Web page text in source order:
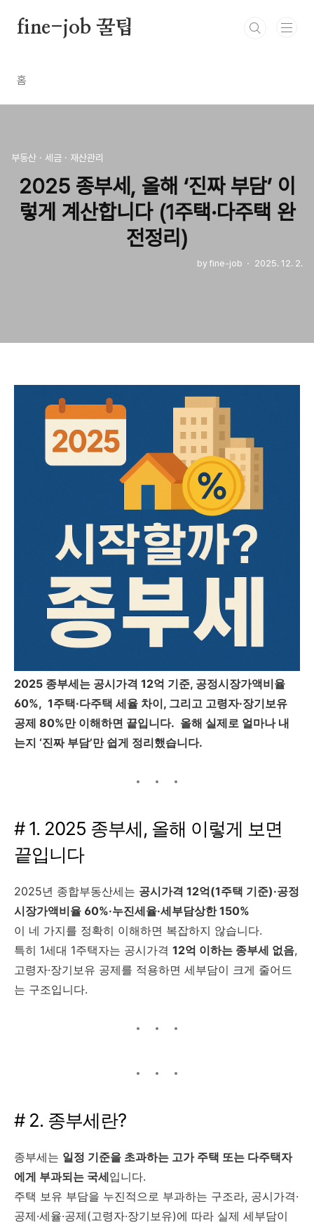
fine-job 꿀팁
홈
부동산 · 세금 · 재산관리
2025 종부세, 올해 ‘진짜 부담’ 이
렇게 계산합니다 (1주택·다주택 완
전정리)
by fine-job 2025. 12. 2.
2025 종부세는 공시가격 12억 기준, 공정시장가액비율
60%, 1주택·다주택 세율 차이, 그리고 고령자·장기보유
공제 80%만 이해하면 끝입니다. 올해 실제로 얼마나 내
는지 ‘진짜 부담’만 쉽게 정리했습니다.
# 1. 2025 종부세, 올해 이렇게 보면
끝입니다
2025년 종합부동산세는 공시가격 12억(1주택 기준)·공정
시장가액비율 60%·누진세율·세부담상한 150%
이 네 가지를 정확히 이해하면 복잡하지 않습니다.
특히 1세대 1주택자는 공시가격 12억 이하는 종부세 없음,
고령자·장기보유 공제를 적용하면 세부담이 크게 줄어드
는 구조입니다.
# 2. 종부세란?
종부세는 일정 기준을 초과하는 고가 주택 또는 다주택자
에게 부과되는 국세입니다.
주택 보유 부담을 누진적으로 부과하는 구조라, 공시가격·
공제·세율·공제(고령자·장기보유)에 따라 실제 세부담이